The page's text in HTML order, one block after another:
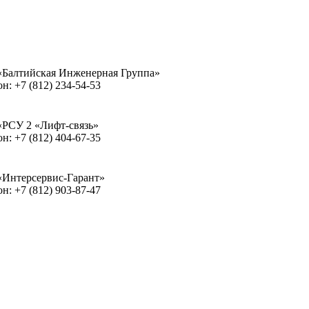
Инженерная Группа»
+7 (812) 234-54-53
2 «Лифт-связь»
+7 (812) 404-67-35
Гарант»
+7 (812) 903-87-47